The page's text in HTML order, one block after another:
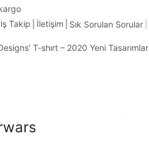
ücretsiz kargo
Takip İletişim Sık Sorulan Sorular
T-shırt – 2020 Yeni Tasarımlar